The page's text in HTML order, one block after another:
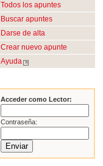
Todos los apuntes
Buscar apuntes
Darse de alta
Crear nuevo apunte
Ayuda
Acceder como Lector:
Contraseña: